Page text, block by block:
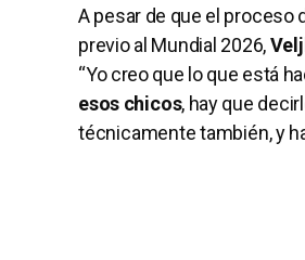
A pesar de que el proceso
previo al Mundial 2026,
“Yo creo que lo que está
esos chicos, hay que
técnicamente también, y